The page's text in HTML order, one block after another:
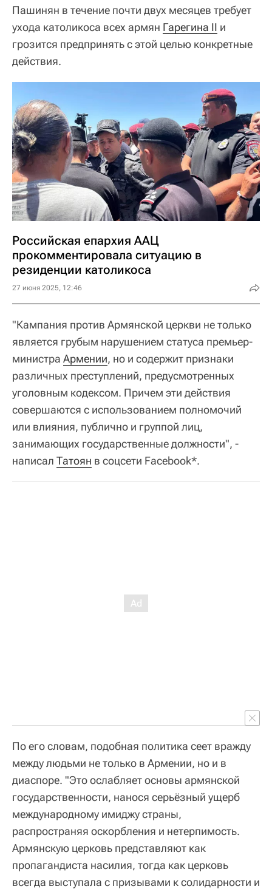
Пашинян в течение почти двух месяцев требует
ухода католикоса всех армян Гарегина II и
грозится предпринять с этой целью конкретные
действия.
Российская епархия ААЦ
прокомментировала ситуацию в
резиденции католикоса
27 июня 2025, 12:46
"Кампания против Армянской церкви не только
является грубым нарушением статуса премьер-
министра Армении, но и содержит признаки
различных преступлений, предусмотренных
уголовным кодексом. Причем эти действия
совершаются с использованием полномочий
или влияния, публично и группой лиц,
занимающих государственные должности", -
написал Татоян в соцсети Facebook*.
По его словам, подобная политика сеет вражду
между людьми не только в Армении, но и в
диаспоре. "Это ослабляет основы армянской
государственности, нанося серьёзный ущерб
международному имиджу страны,
распространяя оскорбления и нетерпимость.
Армянскую церковь представляют как
пропагандиста насилия, тогда как церковь
всегда выступала с призывами к солидарности и